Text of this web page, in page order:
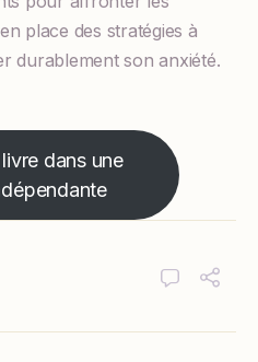
place des stratégies à
durablement son anxiété.
dans une